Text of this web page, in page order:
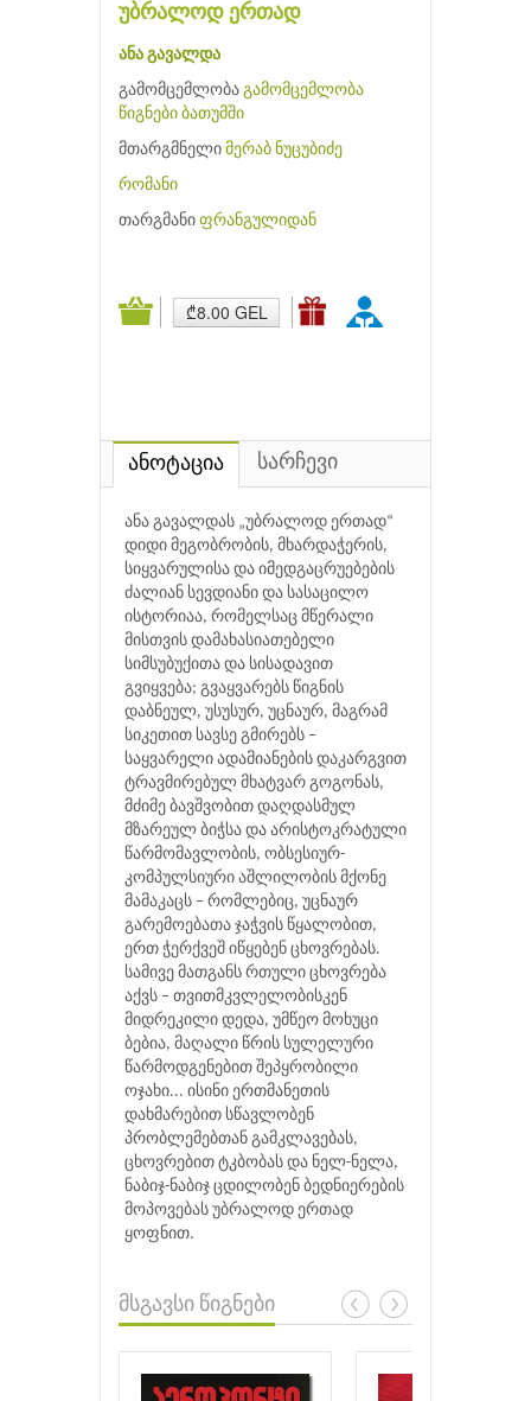
უბრალოდ ერთად
ანა გავალდა
გამომცემლობა გამომცემლობა
წიგნები ბათუმში
მთარგმნელი მერაბ ნუცუბიძე
რომანი
თარგმანი ფრანგულიდან
₾8.00 GEL
ანოტაცია სარჩევი
ანა გავალდას „უბრალოდ ერთად“
დიდი მეგობრობის, მხარდაჭერის,
სიყვარულისა და იმედგაცრუებების
ძალიან სევდიანი და სასაცილო
ისტორიაა, რომელსაც მწერალი
მისთვის დამახასიათებელი
სიმსუბუქითა და სისადავით
გვიყვება; გვაყვარებს წიგნის
დაბნეულ, უსუსურ, უცნაურ, მაგრამ
სიკეთით სავსე გმირებს –
საყვარელი ადამიანების დაკარგვით
ტრავმირებულ მხატვარ გოგონას,
მძიმე ბავშვობით დაღდასმულ
მზარეულ ბიჭსა და არისტოკრატული
წარმომავლობის, ობსესიურ-
კომპულსიური აშლილობის მქონე
მამაკაცს – რომლებიც, უცნაურ
გარემოებათა ჯაჭვის წყალობით,
ერთ ჭერქვეშ იწყებენ ცხოვრებას.
სამივე მათგანს რთული ცხოვრება
აქვს – თვითმკვლელობისკენ
მიდრეკილი დედა, უმწეო მოხუცი
ბებია, მაღალი წრის სულელური
წარმოდგენებით შეპყრობილი
ოჯახი... ისინი ერთმანეთის
დახმარებით სწავლობენ
პრობლემებთან გამკლავებას,
ცხოვრებით ტკბობას და ნელ-ნელა,
ნაბიჯ-ნაბიჯ ცდილობენ ბედნიერების
მოპოვებას უბრალოდ ერთად
ყოფნით.
მსგავსი წიგნები